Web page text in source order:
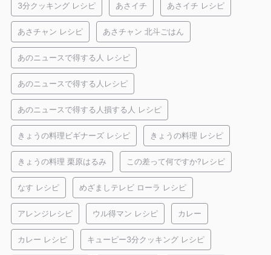
3分クッキング レシピ あさイチ あさイチ レシピ
あさチャン レシピ あさチャン 北斗ごはん
あのニュースで得する人 レシピ
あのニュースで得する人レシピ
あのニュースで得する人損する人 レシピ
きょうの料理ビギナーズ レシピ きょうの料理 レシピ
きょうの料理 栗原はるみ この差って何ですか?レシピ
なす レシピ めざましテレビ ローラ レシピ
アレンジレシピ ウル得マン レシピ カレー
カレー レシピ キューピー3分クッキング レシピ